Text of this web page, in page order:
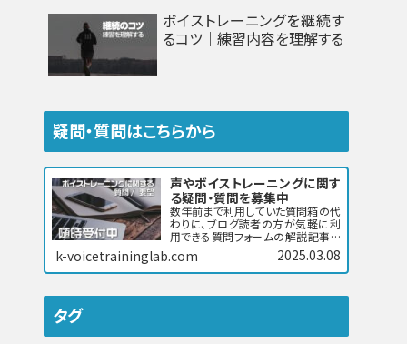
ボイストレーニングを継続す
るコツ｜練習内容を理解する
疑問・質問はこちらから
声やボイストレーニングに関す
る疑問・質問を募集中
数年前まで利用していた質問箱の代
わりに、ブログ読者の方が気軽に利
用できる質問フォームの解説記事で
k-voicetraininglab.com 2025.03.08
タグ